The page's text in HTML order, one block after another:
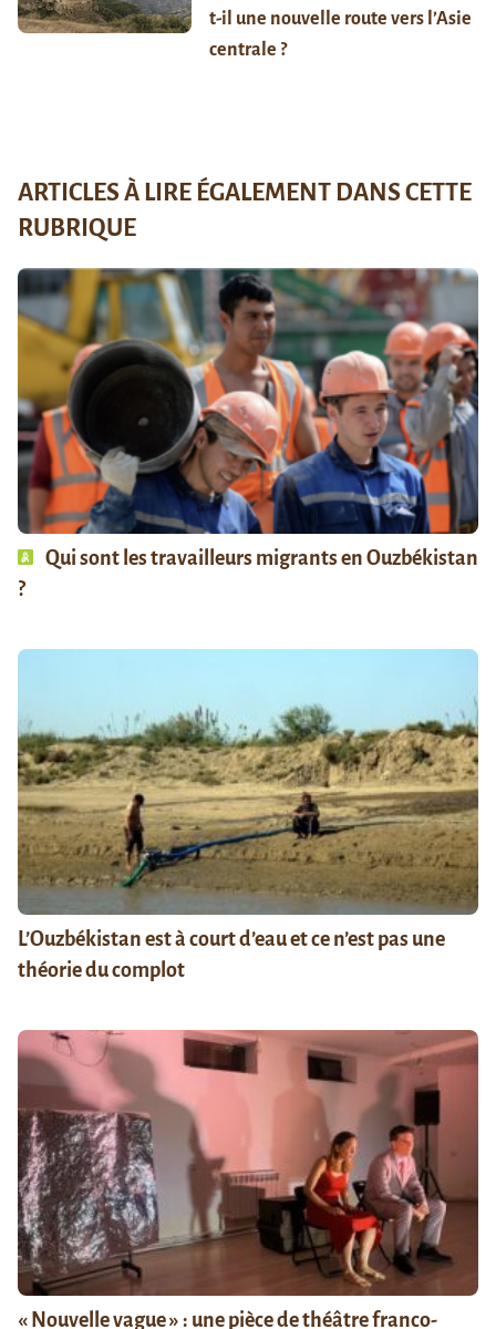
t-il une nouvelle route vers l’Asie
centrale ?
ARTICLES À LIRE ÉGALEMENT DANS CETTE
RUBRIQUE
Qui sont les travailleurs migrants en Ouzbékistan
?
L’Ouzbékistan est à court d’eau et ce n’est pas une
théorie du complot
« Nouvelle vague » : une pièce de théâtre franco-